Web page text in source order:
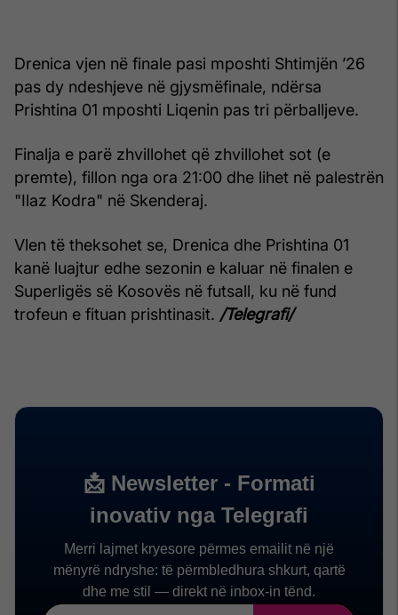
Drenica vjen në finale pasi mposhti Shtimjën ’26
pas dy ndeshjeve në gjysmëfinale, ndërsa
Prishtina 01 mposhti Liqenin pas tri përballjeve.
Finalja e parë zhvillohet që zhvillohet sot (e
premte), fillon nga ora 21:00 dhe lihet në palestrën
"Ilaz Kodra" në Skenderaj.
Vlen të theksohet se, Drenica dhe Prishtina 01
kanë luajtur edhe sezonin e kaluar në finalen e
Superligës së Kosovës në futsall, ku në fund
trofeun e fituan prishtinasit. /Telegrafi/